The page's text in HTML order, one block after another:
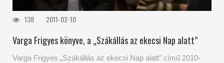
138 2011-02-10
Varga Frigyes könyve, a „Szákállás az ekecsi Nap alatt”
Varga Frigyes „Szákállás az ekecsi Nap alatt” című 2010-